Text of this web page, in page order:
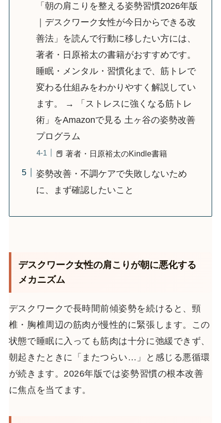
「朝の肩こりを整える姿勢習慣2026年版
｜デスクワーク女性が今日からできる改
善法」を読んで行動に移したい方には、
著者・日原裕太の書籍がおすすめです。
睡眠・メンタル・習慣化まで、筋トレで
変わる仕組みをわかりやすく解説してい
ます。 → 「ストレスに強くなる筋トレ
術」をAmazonで見る 土ヶ谷の姿勢改善
プログラム
📕 著者・日原裕太のKindle書籍
姿勢改善・不調ケアで失敗しないため
に、まず確認したいこと
デスクワーク女性の肩こりが朝に悪化する
メカニズム
デスクワークで長時間前傾姿勢を続けると、頸
椎・胸椎周辺の筋肉が慢性的に緊張します。この
状態で睡眠に入っても筋肉は十分に弛緩できず、
朝起きたときに「またつらい…」と感じる悪循環
が続きます。2026年版では姿勢習慣の根本改善
に焦点を当てます。